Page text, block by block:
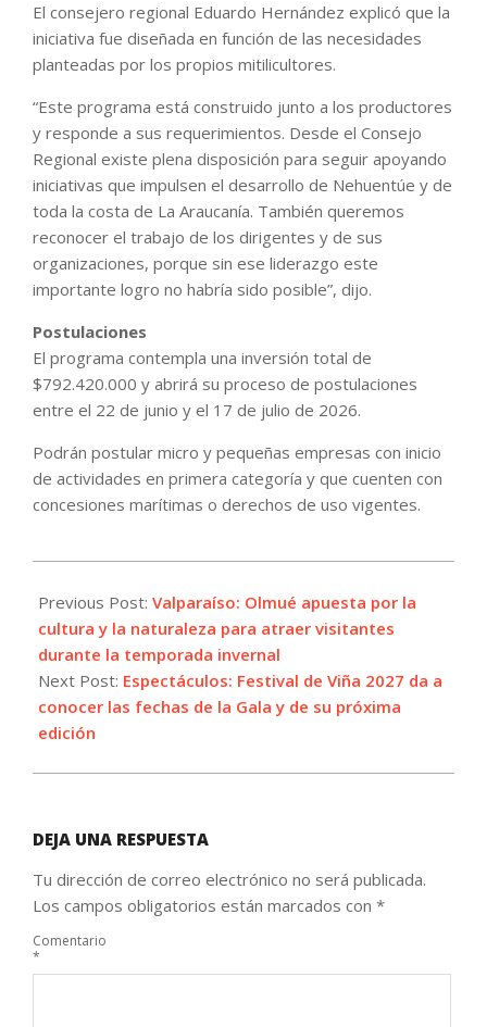
El consejero regional Eduardo Hernández explicó que la
iniciativa fue diseñada en función de las necesidades
planteadas por los propios mitilicultores.
“Este programa está construido junto a los productores
y responde a sus requerimientos. Desde el Consejo
Regional existe plena disposición para seguir apoyando
iniciativas que impulsen el desarrollo de Nehuentúe y de
toda la costa de La Araucanía. También queremos
reconocer el trabajo de los dirigentes y de sus
organizaciones, porque sin ese liderazgo este
importante logro no habría sido posible”, dijo.
Postulaciones
El programa contempla una inversión total de
$792.420.000 y abrirá su proceso de postulaciones
entre el 22 de junio y el 17 de julio de 2026.
Podrán postular micro y pequeñas empresas con inicio
de actividades en primera categoría y que cuenten con
concesiones marítimas o derechos de uso vigentes.
06-
17
Previous Post: Valparaíso: Olmué apuesta por la
cultura y la naturaleza para atraer visitantes
durante la temporada invernal
Next Post: Espectáculos: Festival de Viña 2027 da a
conocer las fechas de la Gala y de su próxima
edición
DEJA UNA RESPUESTA
Tu dirección de correo electrónico no será publicada.
Los campos obligatorios están marcados con *
Comentario
*